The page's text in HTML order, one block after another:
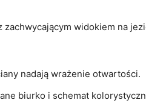
zachwycającym widokiem na
nadają wrażenie otwartości.
biurko ‍i schemat